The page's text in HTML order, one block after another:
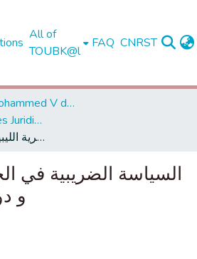
All of
TOUBK@l
FAQ CNRST
Université Mohammed V de Rabat
Faculté des Sciences Juridiques, Economiques et Sociales - Agdal - Rabat
السياسة الضريبية في الجماهيرية الليبية و دورها في التنمية
السياسة الضريبية في
و